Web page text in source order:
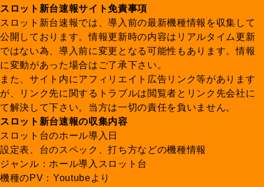
スロット新台速報サイト免責事項
スロット新台速報では、導入前の最新機種情報を収集して
公開しております。情報更新時の内容はリアルタイム更新
ではない為、導入前に変更となる可能性もあります。情報
に変動があった場合はご了承下さい。
また、サイト内にアフィリエイト広告リンク等があります
が、リンク先に関するトラブルは閲覧者とリンク先会社に
て解決して下さい。当方は一切の責任を負いません。
スロット新台速報の収集内容
スロット台のホール導入日
設定表、台のスペック、打ち方などの機種情報
ジャンル：ホール導入スロット台
機種のPV：Youtubeより